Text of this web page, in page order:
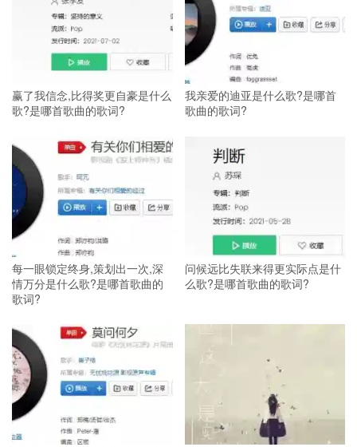
赢了我信念,比得奖更自豪是什么
歌?是哪首歌曲的歌词?
我亲爱的迪亚是什么歌?是哪首
歌曲的歌词?
每一眼锁定终身,策划出一次,深
情万分是什么歌?是哪首歌曲的
歌词?
问候远比失联来得更实际点是什
么歌?是哪首歌曲的歌词?